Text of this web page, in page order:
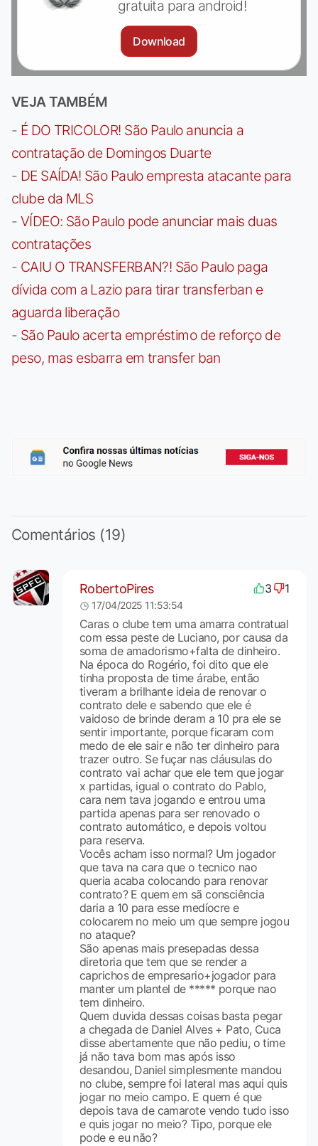
gratuita para android!
Download
VEJA TAMBÉM
- É DO TRICOLOR! São Paulo anuncia a
contratação de Domingos Duarte
- DE SAÍDA! São Paulo empresta atacante para
clube da MLS
- VÍDEO: São Paulo pode anunciar mais duas
contratações
- CAIU O TRANSFERBAN?! São Paulo paga
dívida com a Lazio para tirar transferban e
aguarda liberação
- São Paulo acerta empréstimo de reforço de
peso, mas esbarra em transfer ban
Comentários (19)
RobertoPires 3 1
17/04/2025 11:53:54
Caras o clube tem uma amarra contratual
com essa peste de Luciano, por causa da
soma de amadorismo+falta de dinheiro.
Na época do Rogério, foi dito que ele
tinha proposta de time árabe, então
tiveram a brilhante ideia de renovar o
contrato dele e sabendo que ele é
vaidoso de brinde deram a 10 pra ele se
sentir importante, porque ficaram com
medo de ele sair e não ter dinheiro para
trazer outro. Se fuçar nas cláusulas do
contrato vai achar que ele tem que jogar
x partidas, igual o contrato do Pablo,
cara nem tava jogando e entrou uma
partida apenas para ser renovado o
contrato automático, e depois voltou
para reserva.
Vocês acham isso normal? Um jogador
que tava na cara que o tecnico nao
queria acaba colocando para renovar
contrato? E quem em sã consciência
daria a 10 para esse medíocre e
colocarem no meio um que sempre jogou
no ataque?
São apenas mais presepadas dessa
diretoria que tem que se render a
caprichos de empresario+jogador para
manter um plantel de ***** porque nao
tem dinheiro.
Quem duvida dessas coisas basta pegar
a chegada de Daniel Alves + Pato, Cuca
disse abertamente que não pediu, o time
já não tava bom mas após isso
desandou, Daniel simplesmente mandou
no clube, sempre foi lateral mas aqui quis
jogar no meio campo. E quem é que
depois tava de camarote vendo tudo isso
e quis jogar no meio? Tipo, porque ele
pode e eu não?